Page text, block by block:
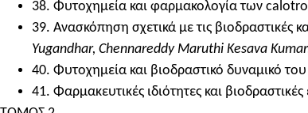
38. Φυτοχημεία και φαρμακολογία των
39. Ανασκόπηση σχετικά με τις βιοδραστικές
Yugandhar, Chennareddy Maruthi Kesava
40. Φυτοχημεία και βιοδραστικό δυναμικό
41. Φαρμακευτικές ιδιότητες και